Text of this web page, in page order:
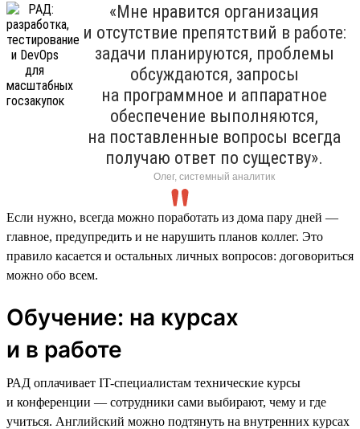
«Мне нравится организация
и отсутствие препятствий в работе:
задачи планируются, проблемы
обсуждаются, запросы
на программное и аппаратное
обеспечение выполняются,
на поставленные вопросы всегда
получаю ответ по существу».
Олег, системный аналитик
Если нужно, всегда можно поработать из дома пару дней —
главное, предупредить и не нарушить планов коллег. Это
правило касается и остальных личных вопросов: договориться
можно обо всем.
Обучение: на курсах
и в работе
РАД оплачивает IT-специалистам технические курсы
и конференции — сотрудники сами выбирают, чему и где
учиться. Английский можно подтянуть на внутренних курсах